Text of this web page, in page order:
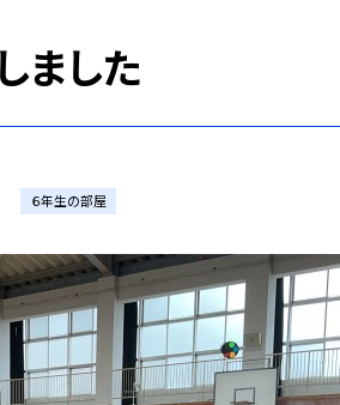
ました
６年生の部屋